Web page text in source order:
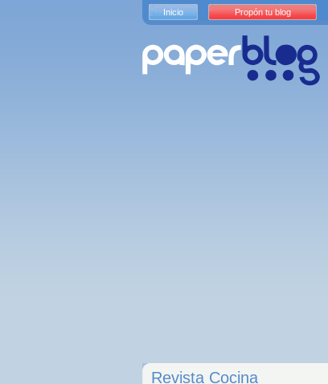
Revista Cocina
Inicio Propón tu blog